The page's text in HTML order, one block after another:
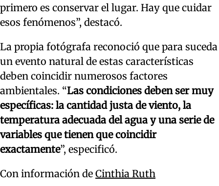
primero es conservar el lugar. Hay que cuidar
esos fenómenos”, destacó.
La propia fotógrafa reconoció que para suceda
un evento natural de estas características
deben coincidir numerosos factores
ambientales. “Las condiciones deben ser muy
específicas: la cantidad justa de viento, la
temperatura adecuada del agua y una serie de
variables que tienen que coincidir
exactamente”, especificó.
Con información de Cinthia Ruth